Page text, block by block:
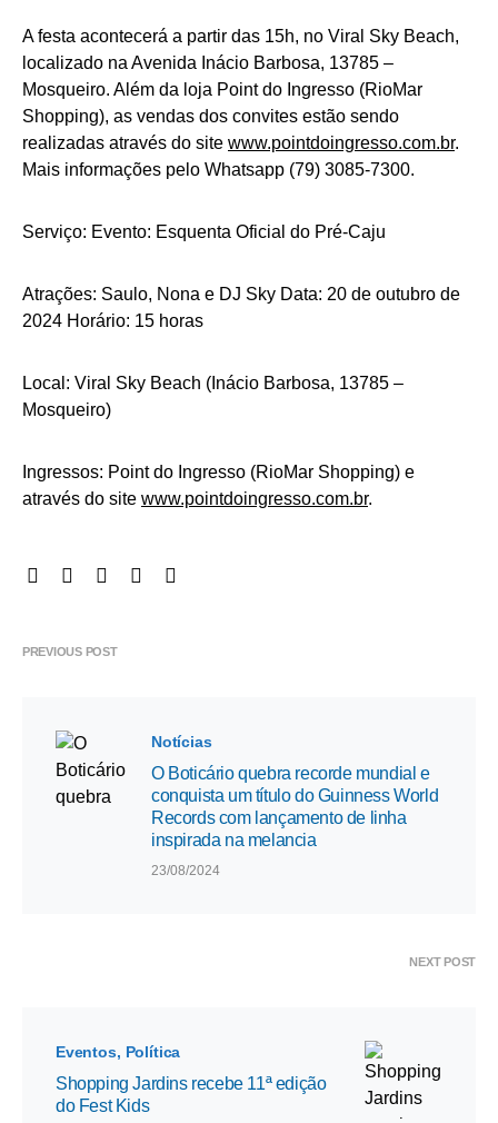
A festa acontecerá a partir das 15h, no Viral Sky Beach,
localizado na Avenida Inácio Barbosa, 13785 –
Mosqueiro. Além da loja Point do Ingresso (RioMar
Shopping), as vendas dos convites estão sendo
realizadas através do site www.pointdoingresso.com.br.
Mais informações pelo Whatsapp (79) 3085-7300.
Serviço: Evento: Esquenta Oficial do Pré-Caju
Atrações: Saulo, Nona e DJ Sky Data: 20 de outubro de
2024 Horário: 15 horas
Local: Viral Sky Beach (Inácio Barbosa, 13785 –
Mosqueiro)
Ingressos: Point do Ingresso (RioMar Shopping) e
através do site www.pointdoingresso.com.br.
PREVIOUS POST
Notícias
O Boticário quebra recorde mundial e
conquista um título do Guinness World
Records com lançamento de linha
inspirada na melancia
23/08/2024
NEXT POST
Eventos Política
Shopping Jardins recebe 11ª edição
do Fest Kids